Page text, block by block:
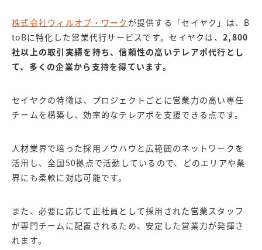
株式会社ウィルオブ・ワーク が提供する「セイヤク」は、B
toBに特化した営業代行サービスです。 セイヤクは、2,800
社以上の取引実績を持ち、信頼性の高いテレアポ代行とし
て、多くの企業から支持を得ています。
セイヤクの特徴は、プロジェクトごとに営業力の高い専任
チームを構築し、効率的なテレアポを支援できる点です。
人材業界で培った採用ノウハウと広範囲のネットワークを
活用し、全国50拠点で活動しているので、どのエリアや業
界にも柔軟に対応可能です。
また、必要に応じて正社員として採用された営業スタッフ
が専門チームに配置されるため、安定した営業力が発揮さ
れます。